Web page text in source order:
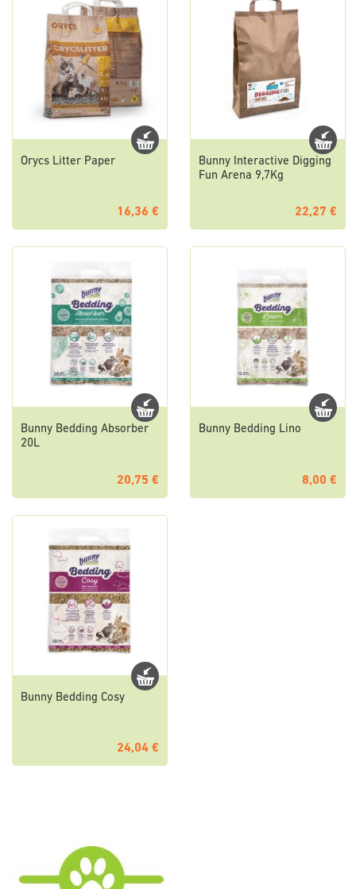
Orycs Litter Paper
16,36 €
Bunny Interactive Digging
Fun Arena 9,7Kg
22,27 €
Bunny Bedding Absorber
20L
20,75 €
Bunny Bedding Lino
8,00 €
Bunny Bedding Cosy
24,04 €